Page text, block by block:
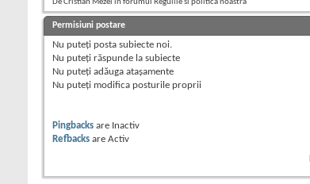
De Cristian Mezei în forumul Regulile si politica noastra
Permisiuni postare
Nu puteţi posta subiecte noi.
Nu puteţi răspunde la subiecte
Nu puteţi adăuga ataşamente
Nu puteţi modifica posturile proprii
Pingbacks are Inactiv
Refbacks are Activ